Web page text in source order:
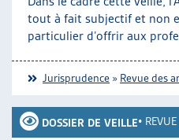
tout à fait subjectif et non
particulier d’offrir aux
Jurisprudence » Revue des
DOSSIER DE VEILLE•